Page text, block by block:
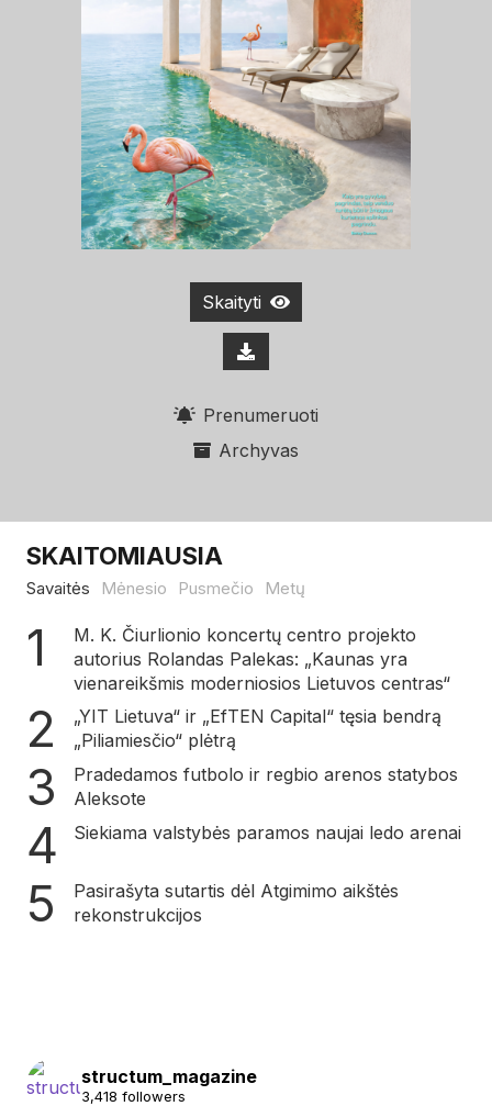
Skaityti
Prenumeruoti
Archyvas
SKAITOMIAUSIA
Savaitės Mėnesio Pusmečio Metų
M. K. Čiurlionio koncertų centro projekto
autorius Rolandas Palekas: „Kaunas yra
vienareikšmis moderniosios Lietuvos centras“
„YIT Lietuva“ ir „EfTEN Capital“ tęsia bendrą
„Piliamiesčio“ plėtrą
Pradedamos futbolo ir regbio arenos statybos
Aleksote
Siekiama valstybės paramos naujai ledo arenai
Pasirašyta sutartis dėl Atgimimo aikštės
rekonstrukcijos
structum_magazine
3,418 followers